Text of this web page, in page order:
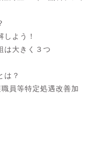
よう！
は大きく３つ
は？
員等特定処遇改善加